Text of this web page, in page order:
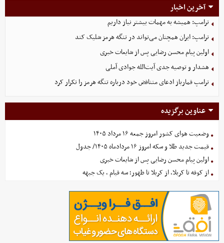
آخرین اخبار
ترامپ: همیشه به مهمات بیشتر نیاز داریم
ترامپ: ایران همچنان می‌تواند در تنگه هرمز شلیک کند
اولین پیام محسن رضایی پس از شایعات خبری
هشدار و توصیه جدی آیت‌الله جوادی آملی
ترامپ قمارباز ادعای متناقض خود درباره تنگه هرمز را تکرار کرد
عناوین برگزیده
وضعیت هوای کشور امروز جمعه ۱۶ مرداد ۱۴۰۵
قیمت جدید طلا و سکه امروز ۱۶ مردادماه ۱۴۰۵/ جدول
اولین پیام محسن رضایی پس از شایعات خبری
از کوفه تا کربلا، از کربلا تا ظهور؛ سه قیام ، یک جبهه